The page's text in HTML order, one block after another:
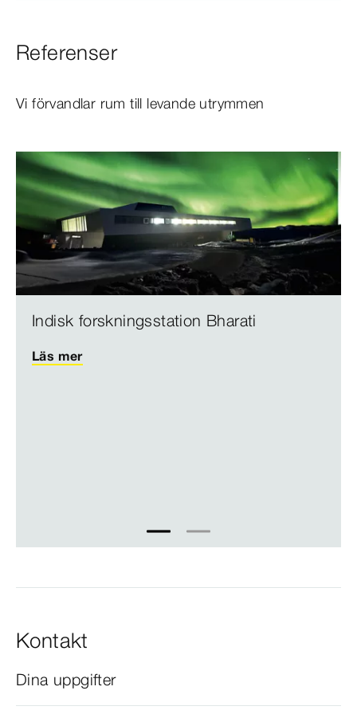
Referenser
Vi förvandlar rum till levande utrymmen
Indisk forskningsstation Bharati
Läs mer
1 2
Kontakt
Dina uppgifter